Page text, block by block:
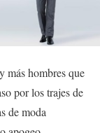
más hombres que
por los trajes de
de moda